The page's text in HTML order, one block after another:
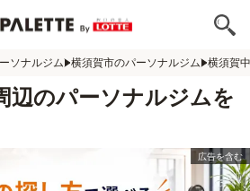
ソナルジム 横須賀市のパーソナルジム 横須賀
辺のパーソナルジムを